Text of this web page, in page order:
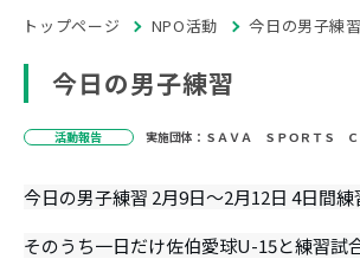
トップページ NPO活動 今日の男子練習
今日の男子練習
活動報告 実施団体：ＳＡＶＡ ＳＰＯＲＴＳ Ｃ
今日の男子練習 2月9日～2月12日 4日間練
そのうち一日だけ佐伯愛球U-15と練習試